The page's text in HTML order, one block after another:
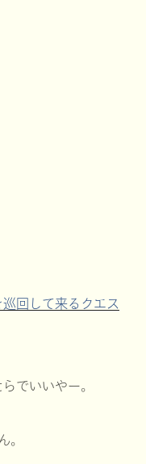
回して来るクエス
でいいやー。
。